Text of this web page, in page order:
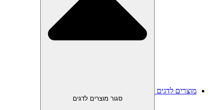
מוצרים לדגים
סגור מוצרים לדגים